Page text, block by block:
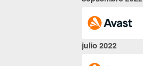
julio 2022